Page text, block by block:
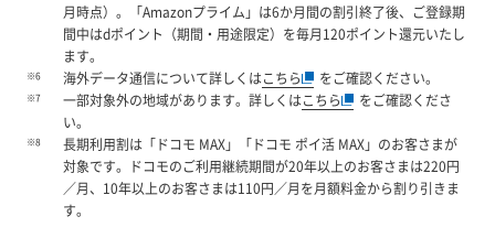
月時点）。「Amazonプライム」は6か月間の割引終了後、ご登録期
間中はdポイント（期間・用途限定）を毎月120ポイント還元いたし
ます。
※6 海外データ通信について詳しくはこちら をご確認ください。
※7 一部対象外の地域があります。詳しくはこちら
をご確認くださ
い。
※8
長期利用割は「ドコモ MAX」「ドコモ ポイ活 MAX」のお客さまが
対象です。ドコモのご利用継続期間が20年以上のお客さまは220円
／月、10年以上のお客さまは110円／月を月額料金から割り引きま
す。